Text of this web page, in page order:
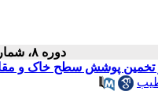
دوره ۸، شماره ۲ - ( ۶-۱۳۹۳ )